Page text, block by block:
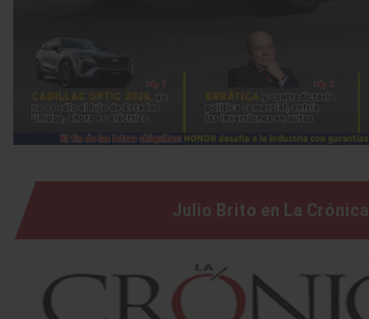
Julio Brito en La Crónica